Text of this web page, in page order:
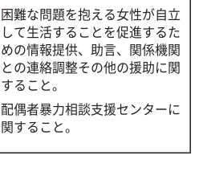
困難な問題を抱える女性が自立
して生活することを促進するた
めの情報提供、助言、関係機関
との連絡調整その他の援助に関
すること。
配偶者暴力相談支援センターに
関すること。